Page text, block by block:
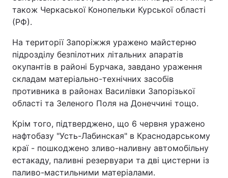
також Черкаської Конопельки Курської області
(РФ).
На території Запоріжжя уражено майстерню
підрозділу безпілотних літальних апаратів
окупантів в районі Бурчака, завдано ураження
складам матеріально-технічних засобів
противника в районах Василівки Запорізької
області та Зеленого Поля на Донеччині тощо.
Крім того, підтверджено, що 6 червня уражено
нафтобазу "Усть-Лабинская" в Краснодарському
краї - пошкоджено зливо-наливну автомобільну
естакаду, паливні резервуари та дві цистерни із
паливо-мастильними матеріалами.